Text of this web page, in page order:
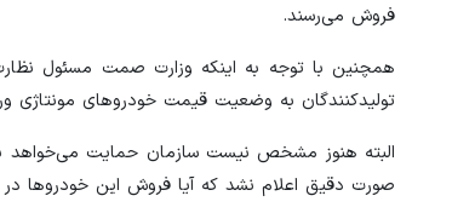
فروش می‌رسند.
همچنین با توجه به اینکه وزارت صمت مسئول
تولیدکنندگان به وضعیت قیمت خودروهای مونتاژی
البته هنوز مشخص نیست سازمان حمایت می‌خواهد
صورت دقیق اعلام نشد که آیا فروش این خودروها